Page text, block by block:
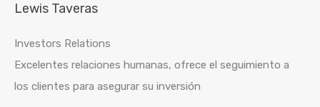
Lewis Taveras
Investors Relations
Excelentes relaciones humanas, ofrece el seguimiento a
los clientes para asegurar su inversión